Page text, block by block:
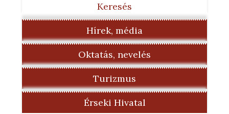
Keresés
Hírek, média
Oktatás, nevelés
Turizmus
Érseki Hivatal